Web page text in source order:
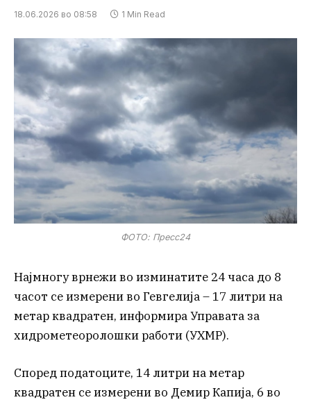
18.06.2026 во 08:58 1 Min Read
ФОТО: Пресс24
Најмногу врнежи во изминатите 24 часа до 8
часот се измерени во Гевгелија – 17 литри на
метар квадратен, информира Управата за
хидрометеоролошки работи (УХМР).
Според податоците, 14 литри на метар
квадратен се измерени во Демир Капија, 6 во